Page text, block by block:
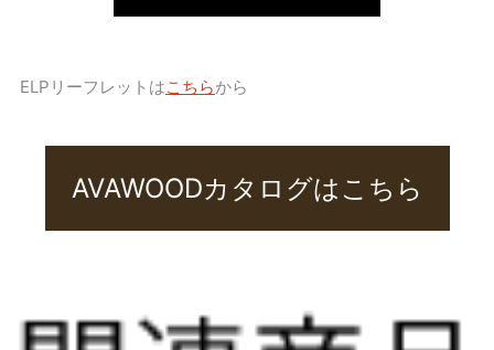
ELPリーフレットはこちらから
AVAWOODカタログはこちら